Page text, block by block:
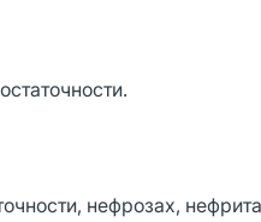
нефрозах,